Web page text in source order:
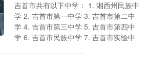
吉首市共有以下中学： 1. 湘西州民族中
学 2. 吉首市第一中学 3. 吉首市第二中
学 4. 吉首市第三中学 5. 吉首市第四中
学 6. 吉首市民族中学 7. 吉首市实验中